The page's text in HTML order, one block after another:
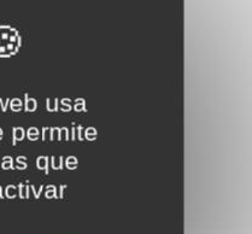
usa
permite
que